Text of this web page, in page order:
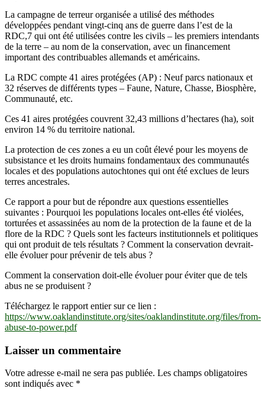
La campagne de terreur organisée a utilisé des méthodes
développées pendant vingt-cinq ans de guerre dans l’est de la
RDC,7 qui ont été utilisées contre les civils – les premiers intendants
de la terre – au nom de la conservation, avec un financement
important des contribuables allemands et américains.
La RDC compte 41 aires protégées (AP) : Neuf parcs nationaux et
32 réserves de différents types – Faune, Nature, Chasse, Biosphère,
Communauté, etc.
Ces 41 aires protégées couvrent 32,43 millions d’hectares (ha), soit
environ 14 % du territoire national.
La protection de ces zones a eu un coût élevé pour les moyens de
subsistance et les droits humains fondamentaux des communautés
locales et des populations autochtones qui ont été exclues de leurs
terres ancestrales.
Ce rapport a pour but de répondre aux questions essentielles
suivantes : Pourquoi les populations locales ont-elles été violées,
torturées et assassinées au nom de la protection de la faune et de la
flore de la RDC ? Quels sont les facteurs institutionnels et politiques
qui ont produit de tels résultats ? Comment la conservation devrait-
elle évoluer pour prévenir de tels abus ?
Comment la conservation doit-elle évoluer pour éviter que de tels
abus ne se produisent ?
Téléchargez le rapport entier sur ce lien :
https://www.oaklandinstitute.org/sites/oaklandinstitute.org/files/from-
abuse-to-power.pdf
Laisser un commentaire
Votre adresse e-mail ne sera pas publiée. Les champs obligatoires
sont indiqués avec *